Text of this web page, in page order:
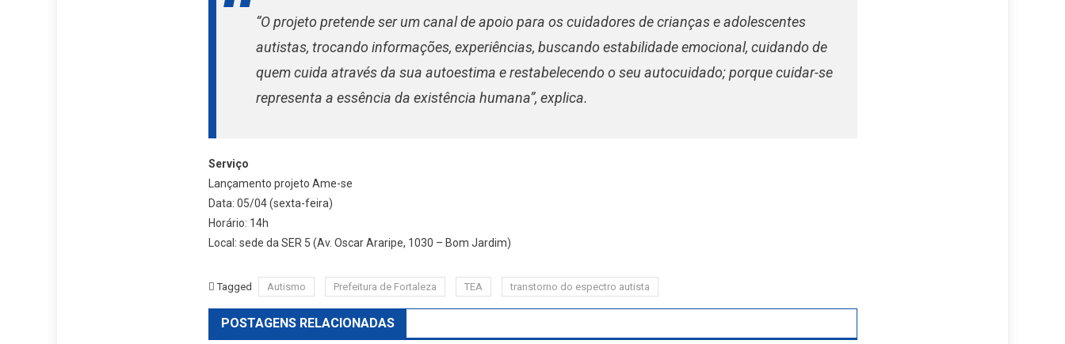
“O projeto pretende ser um canal de apoio para os cuidadores de crianças e adolescentes
autistas, trocando informações, experiências, buscando estabilidade emocional, cuidando de
quem cuida através da sua autoestima e restabelecendo o seu autocuidado; porque cuidar-se
representa a essência da existência humana”, explica.
Serviço
Lançamento projeto Ame-se
Data: 05/04 (sexta-feira)
Horário: 14h
Local: sede da SER 5 (Av. Oscar Araripe, 1030 – Bom Jardim)
Tagged Autismo Prefeitura de Fortaleza TEA transtorno do espectro autista
POSTAGENS RELACIONADAS